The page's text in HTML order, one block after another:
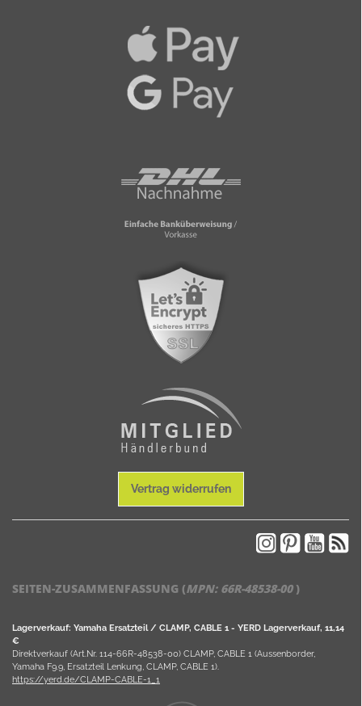
Vertrag widerrufen
SEITEN-ZUSAMMENFASSUNG (MPN: 66R-48538-00)
Lagerverkauf: Yamaha Ersatzteil / CLAMP, CABLE 1 - YERD Lagerverkauf, 11,14
€
Direktverkauf (Art.Nr. 114-66R-48538-00) CLAMP, CABLE 1 (Aussenborder,
Yamaha F9.9, Ersatzteil Lenkung, CLAMP, CABLE 1).
https://yerd.de/CLAMP-CABLE-1_1